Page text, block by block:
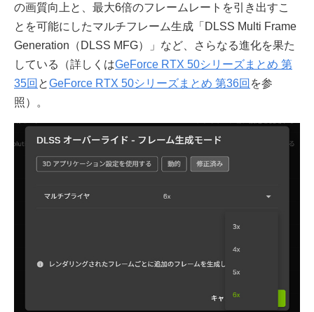
の画質向上と、最大6倍のフレームレートを引き出すこ
とを可能にしたマルチフレーム生成「DLSS Multi Frame
Generation（DLSS MFG）」など、さらなる進化を果た
している（詳しくはGeForce RTX 50シリーズまとめ 第
35回 とGeForce RTX 50シリーズまとめ 第36回 を参
照）。